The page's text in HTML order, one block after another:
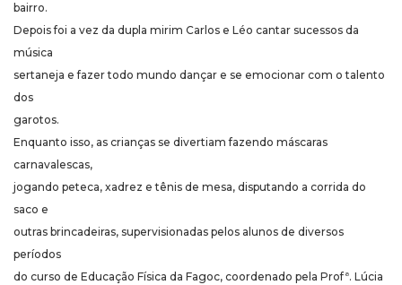
bairro.
Depois foi a vez da dupla mirim Carlos e Léo cantar sucessos da
música
sertaneja e fazer todo mundo dançar e se emocionar com o talento
dos
garotos.
Enquanto isso, as crianças se divertiam fazendo máscaras
carnavalescas,
jogando peteca, xadrez e tênis de mesa, disputando a corrida do
saco e
outras brincadeiras, supervisionadas pelos alunos de diversos
períodos
do curso de Educação Física da Fagoc, coordenado pela Profª. Lúcia